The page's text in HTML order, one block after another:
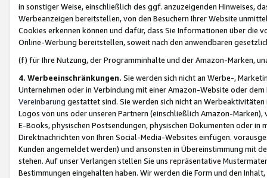
in sonstiger Weise, einschließlich des ggf. anzuzeigenden Hinweises,
Werbeanzeigen bereitstellen, von den Besuchern Ihrer Website
Cookies erkennen können und dafür, dass Sie Informationen über die
Online-Werbung bereitstellen, soweit nach den anwendbaren
(f) für Ihre Nutzung, der Programminhalte und der Amazon-Marken,
4. Werbeeinschränkungen. Sie werden sich nicht an Werbe-,
Unternehmen oder in Verbindung mit einer Amazon-Website oder
Vereinbarung gestattet sind. Sie werden sich nicht an
Logos von uns oder unseren Partnern (einschließlich Amazon-
E-Books, physischen Postsendungen, physischen Dokumenten oder in
Direktnachrichten von Ihren Social-Media-Websites einfügen.
Kunden angemeldet werden) und ansonsten in Übereinstimmung mit
stehen. Auf unser Verlangen stellen Sie uns repräsentative
Bestimmungen eingehalten haben. Wir werden die Form und den